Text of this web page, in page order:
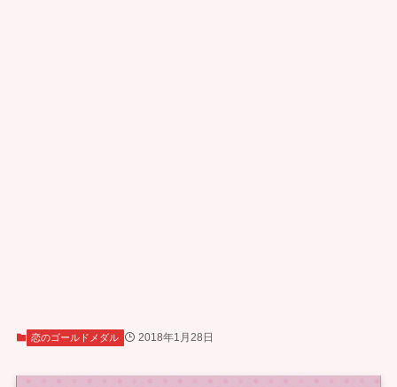
恋のゴールドメダル 2018年1月28日